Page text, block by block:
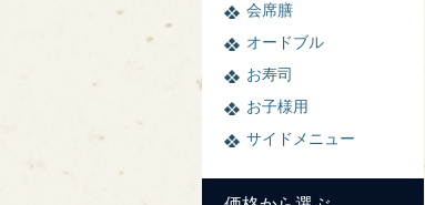
会席膳
オードブル
お寿司
お子様用
サイドメニュー